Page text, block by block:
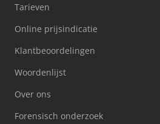
Tarieven
Online prijsindicatie
Klantbeoordelingen
Woordenlijst
Over ons
Forensisch onderzoek